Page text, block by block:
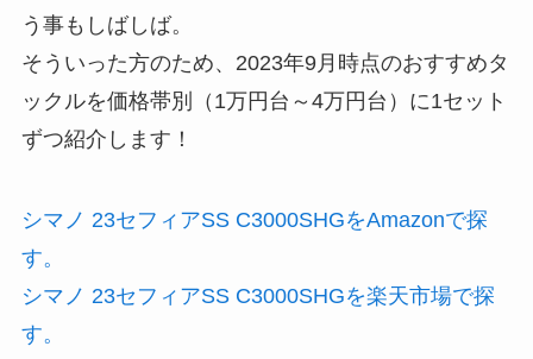
う事もしばしば。
そういった方のため、2023年9月時点のおすすめタ
ックルを価格帯別（1万円台～4万円台）に1セット
ずつ紹介します！
シマノ 23セフィアSS C3000SHGをAmazonで探
す。
シマノ 23セフィアSS C3000SHGを楽天市場で探
す。